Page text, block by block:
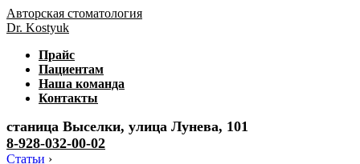
Авторская стоматология
Dr. Kostyuk
Прайс
Пациентам
Наша команда
Контакты
станица Выселки, улица Лунева, 101
8-928-032-00-02
Статьи ›